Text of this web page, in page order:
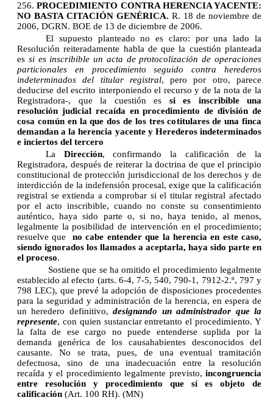
256.PROCEDIMIENTO CONTRA HERENCIA YACENTE:
NO BASTA CITACIÓN GENÉRICA. R. 18 de noviembre de
2006, DGRN. BOE de 13 de diciembre de 2006.
El supuesto planteado no es claro: por una lado la
Resolución reiteradamente habla de que la cuestión planteada
es  si es inscribible un acta de protocolización de operaciones
particionales en procedimiento seguido contra herederos
indeterminados del titular registral, pero por otro, parece
deducirse del escrito interponiendo el recurso y de la nota de la
Registradora-, que la cuestión es si es inscribible una
resolución judicial recaída en procedimiento de división de
cosa común en la que dos de los tres cotitulares de una finca
demandan a la herencia yacente y Herederos indeterminados
e inciertos del tercero
La Dirección, confirmando la calificación de la
Registradora, después de reiterar la doctrina de que el principio
constitucional de protección jurisdiccional de los derechos y de
interdicción de la indefensión procesal, exige que la calificación
registral se extienda a comprobar si el titular registral afectado
por el acto inscribible, cuando no conste su consentimiento
auténtico, haya sido parte o, si no, haya tenido, al menos,
legalmente la posibilidad de intervención en el procedimiento;
resuelve queno cabe entender que la herencia en este caso,
siendo ignorados los llamados a aceptarla, haya sido parte en
el proceso.
Sostiene que se ha omitido el procedimiento legalmente
establecido al efecto (arts. 6-4, 7-5, 540, 790-1, 7912-2.º, 797 y
798 LEC), que prevé la adopción de disposiciones procedentes
para la seguridad y administración de la herencia, en espera de
un heredero definitivo,designando un administrador que la
represente, con quien sustanciar entretanto el procedimiento. Y
la falta de ese cargo no puede entenderse suplida por la
demanda genérica de los causahabientes desconocidos del
causante. No se trata, pues, de una eventual tramitación
defectuosa, sino de una inadecuación entre la resolución
recaída y el procedimiento legalmente previsto, incongruencia
entre resolución y procedimiento que sí es objeto de
calificación (Art. 100 RH). (MN)